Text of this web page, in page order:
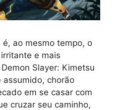
ao mesmo tempo, o
e mais
Slayer: Kimetsu
assumido, chorão
em se casar com
cruzar seu caminho,